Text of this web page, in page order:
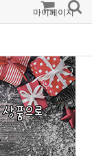
마이페이지